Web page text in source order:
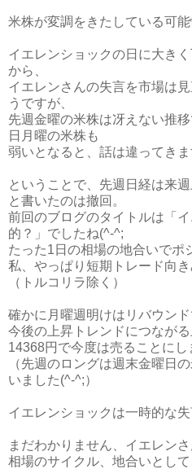
米株が変調をきたしている可能
イエレンショックの日に大き
から、
イエレンさんの失言を市場は
うですが、
先週金曜の米株は冴えない推
日月曜の米株も
弱いとなると、話は違ってきま
ということで、先週日経は来
と書いたのは撤回。
前回のブログのタイトルは「
的？」でしたね(^-^;
たった1日の相場の地合いでポ
私、やっぱり短期トレード向き
（トルコリラ除く）
確かに月曜週明けはリバウンド
今後の上昇トレンドにつなが
14368円で今度は売ることにし
（先週のロングは週末金曜日
いました(^-^;）
イエレンショックは一時的な失
まだわかりません、イエレン
相場のサイクル、地合いとし